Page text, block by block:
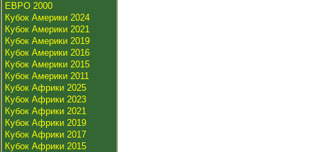
ЕВРО 2000
Кубок Америки 2024
Кубок Америки 2021
Кубок Америки 2019
Кубок Америки 2016
Кубок Америки 2015
Кубок Америки 2011
Кубок Африки 2025
Кубок Африки 2023
Кубок Африки 2021
Кубок Африки 2019
Кубок Африки 2017
Кубок Африки 2015